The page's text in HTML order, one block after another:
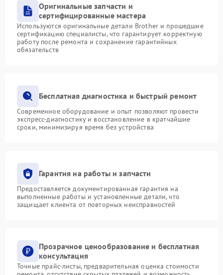
Оригинальные запчасти и
сертифицированные мастера
Используются оригинальные детали Brother и прошедшие
сертификацию специалисты, что гарантирует корректную
работу после ремонта и сохранение гарантийных
обязательств
Бесплатная диагностика и быстрый ремонт
Современное оборудование и опыт позволяют провести
экспресс-диагностику и восстановление в кратчайшие
сроки, минимизируя время без устройства
Гарантия на работы и запчасти
Предоставляется документированная гарантия на
выполненные работы и установленные детали, что
защищает клиента от повторных неисправностей
Прозрачное ценообразование и бесплатная
консультация
Точные прайс-листы, предварительная оценка стоимости